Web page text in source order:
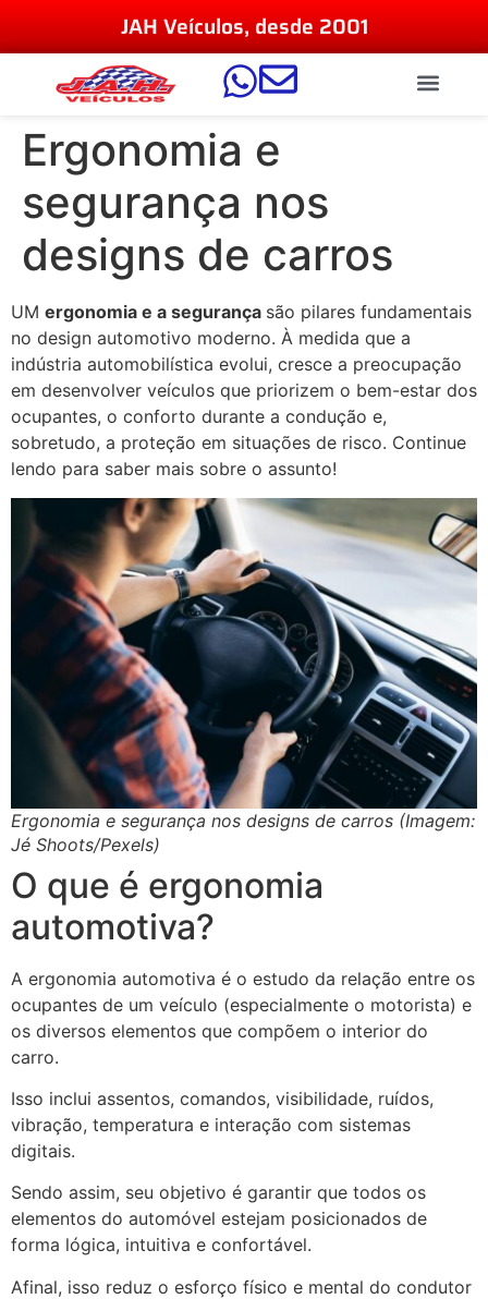
JAH Veículos, desde 2001
Ergonomia e
segurança nos
designs de carros
UM ergonomia e a segurança são pilares fundamentais
no design automotivo moderno. À medida que a
indústria automobilística evolui, cresce a preocupação
em desenvolver veículos que priorizem o bem-estar dos
ocupantes, o conforto durante a condução e,
sobretudo, a proteção em situações de risco. Continue
lendo para saber mais sobre o assunto!
Ergonomia e segurança nos designs de carros (Imagem:
Jé Shoots/Pexels)
O que é ergonomia
automotiva?
A ergonomia automotiva é o estudo da relação entre os
ocupantes de um veículo (especialmente o motorista) e
os diversos elementos que compõem o interior do
carro.
Isso inclui assentos, comandos, visibilidade, ruídos,
vibração, temperatura e interação com sistemas
digitais.
Sendo assim, seu objetivo é garantir que todos os
elementos do automóvel estejam posicionados de
forma lógica, intuitiva e confortável.
Afinal, isso reduz o esforço físico e mental do condutor